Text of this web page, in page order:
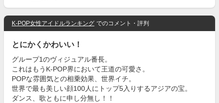
K-POP女性アイドルランキング でのコメント・評判
とにかくかわいい！
グループ1のヴィジュアル番長。
これはもうK-POP界において王道の可愛さ。
POPな雰囲気との相乗効果、世界イチ。
世界で最も美しい顔100人にトップ5入りするアジアの宝。
ダンス、歌ともに申し分無し！！